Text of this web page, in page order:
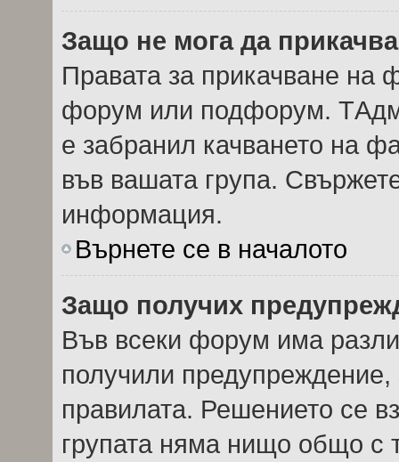
Защо не мога да
Правата за прикачване на
форум или подфорум.
е забранил качването на
във вашата група.
информация.
Върнете се в началото
Защо получих
Във всеки форум има
получили
правилата. Решението се
групата няма нищо общо с